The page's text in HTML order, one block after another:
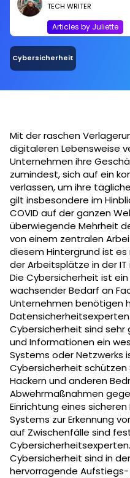
TECH WRITER
Articles by Juliette
Cybersicherheit
Mit der raschen
digitaleren Lebensweise
Unternehmen ihre
zumindest, sich auf ein
verlassen, um ihre
gilt insbesondere im
COVID auf der ganzen
überwiegende Mehrheit
von einem zentralen
diesem Hintergrund ist
der Arbeitsplätze in der
Die Cybersicherheit ist
wachsender Bedarf an
Unternehmen benötigen
Cybersicherheit sind
und Informationen ein
Systems oder Netzwerks
Cybersicherheit
Hackern und anderen
Abwehrmaßnahmen
Einrichtung eines
Systems zur Erkennung
auf Zwischenfälle sind
Cybersicherheit sind in
hervorragende